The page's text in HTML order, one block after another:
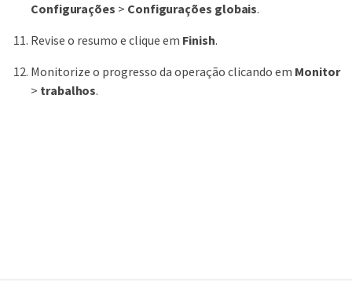
Configurações > Configurações globais.
Revise o resumo e clique em Finish.
Monitorize o progresso da operação clicando em Monitor
> trabalhos.